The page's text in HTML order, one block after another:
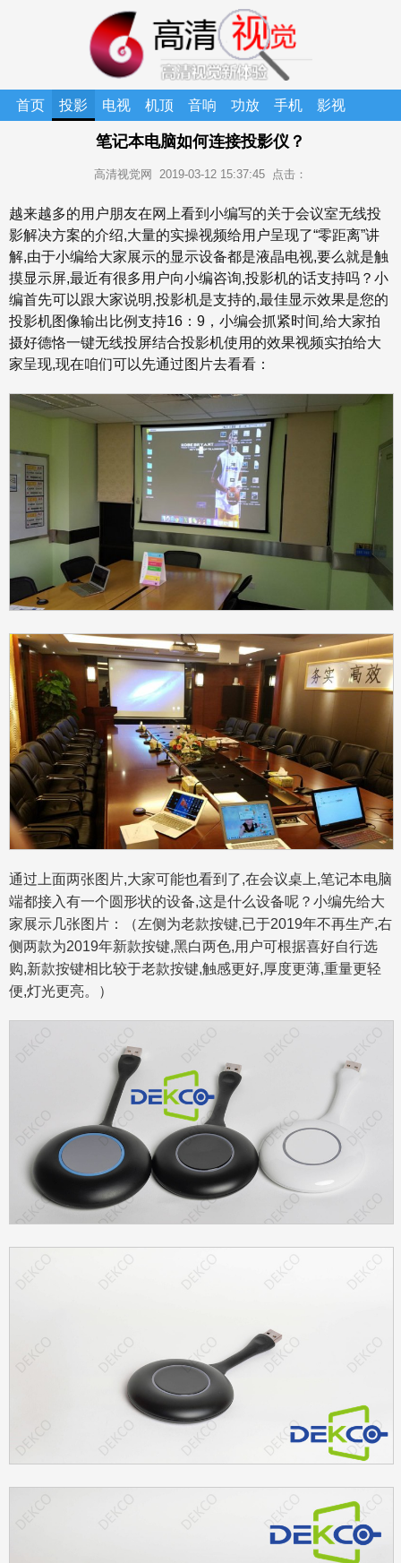
首页 投影 电视 机顶
盒
音响 功放 手机
影视
家庭
影院
无线
笔记本电脑如何连接投影仪？
高清视觉网 2019-03-12 15:37:45 点击：
越来越多的用户朋友在网上看到小编写的关于会议室无线投
影解决方案的介绍,大量的实操视频给用户呈现了“零距离”讲
解,由于小编给大家展示的显示设备都是液晶电视,要么就是触
摸显示屏,最近有很多用户向小编咨询,投影机的话支持吗？小
编首先可以跟大家说明,投影机是支持的,最佳显示效果是您的
投影机图像输出比例支持16：9，小编会抓紧时间,给大家拍
摄好德恪一键无线投屏结合投影机使用的效果视频实拍给大
家呈现,现在咱们可以先通过图片去看看：
通过上面两张图片,大家可能也看到了,在会议桌上,笔记本电脑
端都接入有一个圆形状的设备,这是什么设备呢？小编先给大
家展示几张图片：（左侧为老款按键,已于2019年不再生产,右
侧两款为2019年新款按键,黑白两色,用户可根据喜好自行选
购,新款按键相比较于老款按键,触感更好,厚度更薄,重量更轻
便,灯光更亮。）